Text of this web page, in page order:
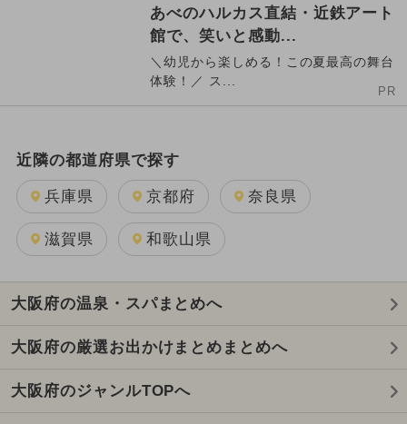
あべのハルカス直結・近鉄アート
館で、笑いと感動...
＼幼児から楽しめる！この夏最高の舞台
体験！／ ス...
PR
近隣の都道府県で探す
兵庫県 京都府 奈良県
滋賀県 和歌山県
大阪府の温泉・スパまとめへ
大阪府の厳選お出かけまとめまとめへ
大阪府のジャンルTOPへ